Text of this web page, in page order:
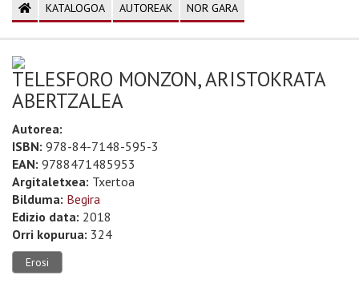
KATALOGOA AUTOREAK NOR GARA
TELESFORO MONZON, ARISTOKRATA
ABERTZALEA
Autorea:
ISBN: 978-84-7148-595-3
EAN: 9788471485953
Argitaletxea: Txertoa
Bilduma: Begira
Edizio data: 2018
Orri kopurua: 324
Erosi